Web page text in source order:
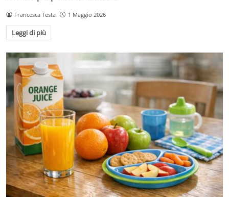
Francesca Testa 1 Maggio 2026
Leggi di più